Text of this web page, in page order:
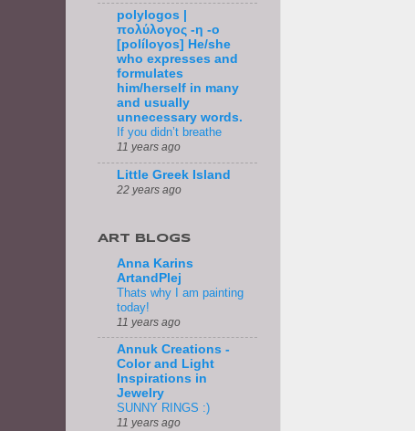
polylogos |
πολύλογος -η -ο
[políloγos] He/she
who expresses and
formulates
him/herself in many
and usually
unnecessary words.
If you didn’t breathe
11 years ago
Little Greek Island
22 years ago
ART BLOGS
Anna Karins
ArtandPlej
Thats why I am painting
today!
11 years ago
Annuk Creations -
Color and Light
Inspirations in
Jewelry
SUNNY RINGS :)
11 years ago